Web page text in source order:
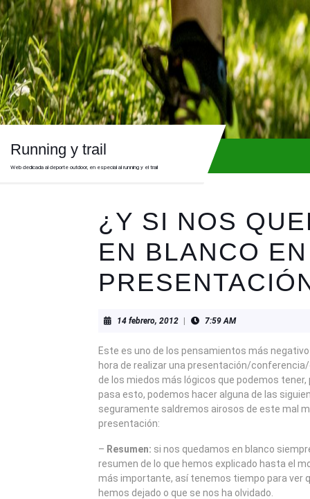
Skip
to
content
Running y trail
Web dedicada al deporte outdoor, en especial al running y el trail
¿Y SI NOS
EN BLANCO
14 febrero, 201214
7:59 AM
Este es uno de los pensamientos más
hora de realizar una presentación/
de los miedos más lógicos que podemos
pasa esto, podemos hacer alguna de las
seguramente saldremos airosos de este mal
presentación:
– Resumen: si nos quedamos en blanco
resumen de lo que hemos explicado hasta el
más importante, así tenemos tiempo para ver
hemos dejado o que se nos ha olvidado.